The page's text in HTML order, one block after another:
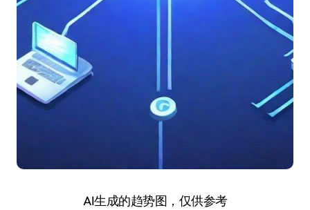
AI生成的趋势图，仅供参考